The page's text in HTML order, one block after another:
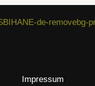
Impressum